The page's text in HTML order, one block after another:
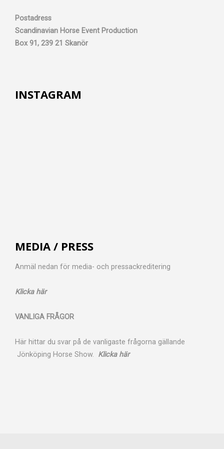
Postadress
Scandinavian Horse Event Production
Box 91, 239 21 Skanör
INSTAGRAM
MEDIA / PRESS
Anmäl nedan för media- och pressackreditering
Klicka här
VANLIGA FRÅGOR
Här hittar du svar på de vanligaste frågorna gällande
Jönköping Horse Show. Klicka här